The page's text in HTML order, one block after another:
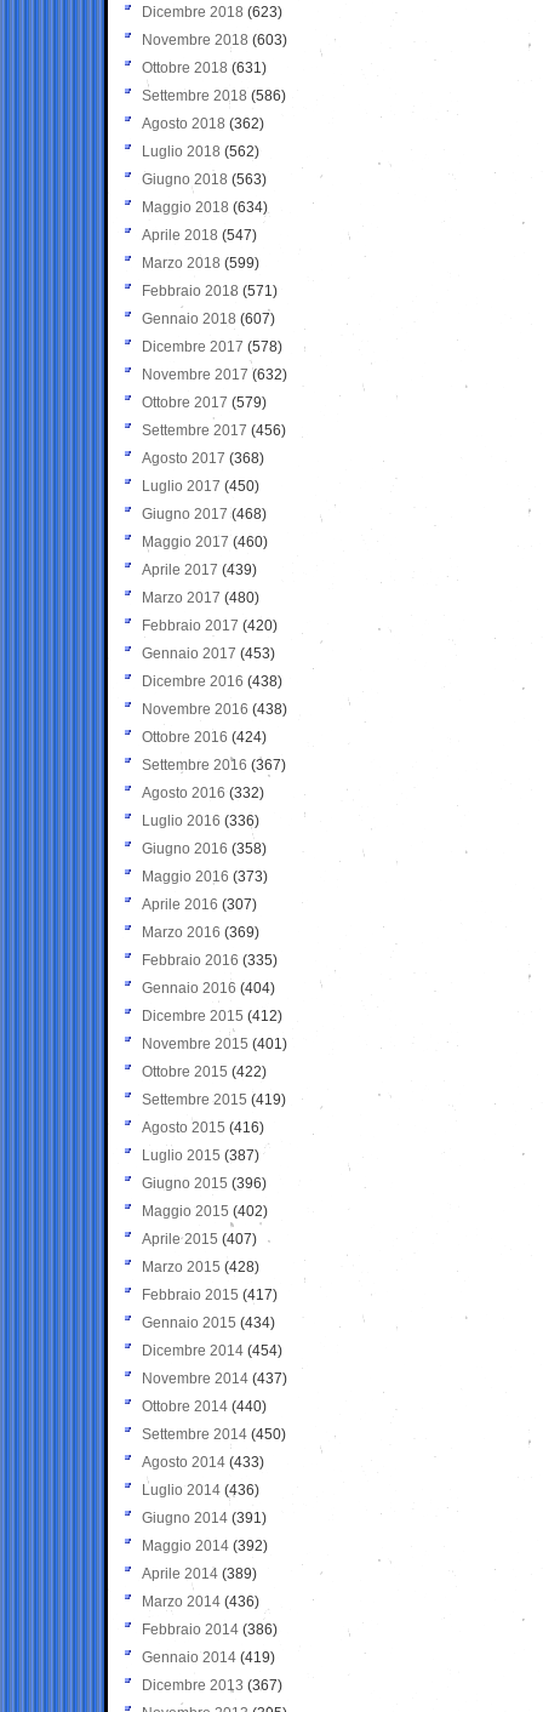
Dicembre 2018 (623)
Novembre 2018 (603)
Ottobre 2018 (631)
Settembre 2018 (586)
Agosto 2018 (362)
Luglio 2018 (562)
Giugno 2018 (563)
Maggio 2018 (634)
Aprile 2018 (547)
Marzo 2018 (599)
Febbraio 2018 (571)
Gennaio 2018 (607)
Dicembre 2017 (578)
Novembre 2017 (632)
Ottobre 2017 (579)
Settembre 2017 (456)
Agosto 2017 (368)
Luglio 2017 (450)
Giugno 2017 (468)
Maggio 2017 (460)
Aprile 2017 (439)
Marzo 2017 (480)
Febbraio 2017 (420)
Gennaio 2017 (453)
Dicembre 2016 (438)
Novembre 2016 (438)
Ottobre 2016 (424)
Settembre 2016 (367)
Agosto 2016 (332)
Luglio 2016 (336)
Giugno 2016 (358)
Maggio 2016 (373)
Aprile 2016 (307)
Marzo 2016 (369)
Febbraio 2016 (335)
Gennaio 2016 (404)
Dicembre 2015 (412)
Novembre 2015 (401)
Ottobre 2015 (422)
Settembre 2015 (419)
Agosto 2015 (416)
Luglio 2015 (387)
Giugno 2015 (396)
Maggio 2015 (402)
Aprile 2015 (407)
Marzo 2015 (428)
Febbraio 2015 (417)
Gennaio 2015 (434)
Dicembre 2014 (454)
Novembre 2014 (437)
Ottobre 2014 (440)
Settembre 2014 (450)
Agosto 2014 (433)
Luglio 2014 (436)
Giugno 2014 (391)
Maggio 2014 (392)
Aprile 2014 (389)
Marzo 2014 (436)
Febbraio 2014 (386)
Gennaio 2014 (419)
Dicembre 2013 (367)